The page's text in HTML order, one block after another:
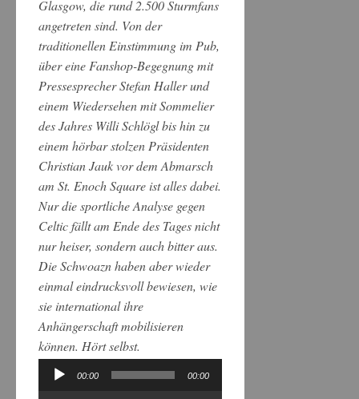
Glasgow, die rund 2.500 Sturmfans
angetreten sind. Von der
traditionellen Einstimmung im Pub,
über eine Fanshop-Begegnung mit
Pressesprecher Stefan Haller und
einem Wiedersehen mit Sommelier
des Jahres Willi Schlögl bis hin zu
einem hörbar stolzen Präsidenten
Christian Jauk vor dem Abmarsch
am St. Enoch Square ist alles dabei.
Nur die sportliche Analyse gegen
Celtic fällt am Ende des Tages nicht
nur heiser, sondern auch bitter aus.
Die Schwoazn haben aber wieder
einmal eindrucksvoll bewiesen, wie
sie international ihre
Anhängerschaft mobilisieren
können. Hört selbst.
Audio-
00:00 00:00